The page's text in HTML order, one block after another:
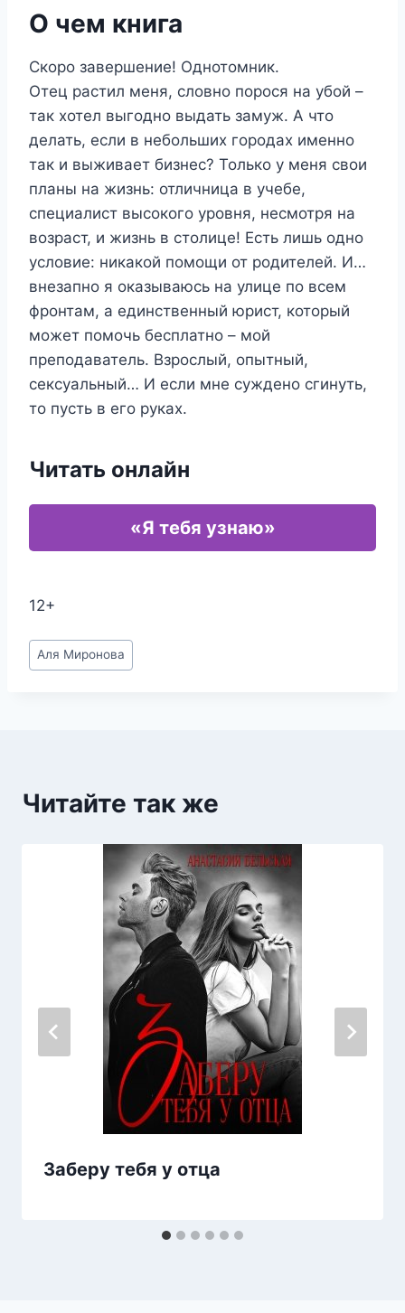
О чем книга
Скоро завершение! Однотомник.
Отец растил меня, словно порося на убой –
так хотел выгодно выдать замуж. А что
делать, если в небольших городах именно
так и выживает бизнес? Только у меня свои
планы на жизнь: отличница в учебе,
специалист высокого уровня, несмотря на
возраст, и жизнь в столице! Есть лишь одно
условие: никакой помощи от родителей. И…
внезапно я оказываюсь на улице по всем
фронтам, а единственный юрист, который
может помочь бесплатно – мой
преподаватель. Взрослый, опытный,
сексуальный… И если мне суждено сгинуть,
то пусть в его руках.
Читать онлайн
«Я тебя узнаю»
12+
Метки
записи:
Аля Миронова
Читайте так же
Заберу тебя у отца